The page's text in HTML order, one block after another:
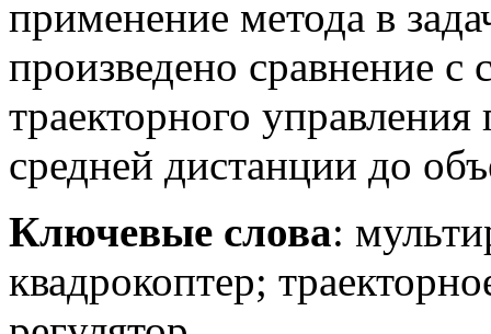
применение метода в
произведено сравнение
траекторного
средней дистанции до
Ключевые слова:
квадрокоптер;